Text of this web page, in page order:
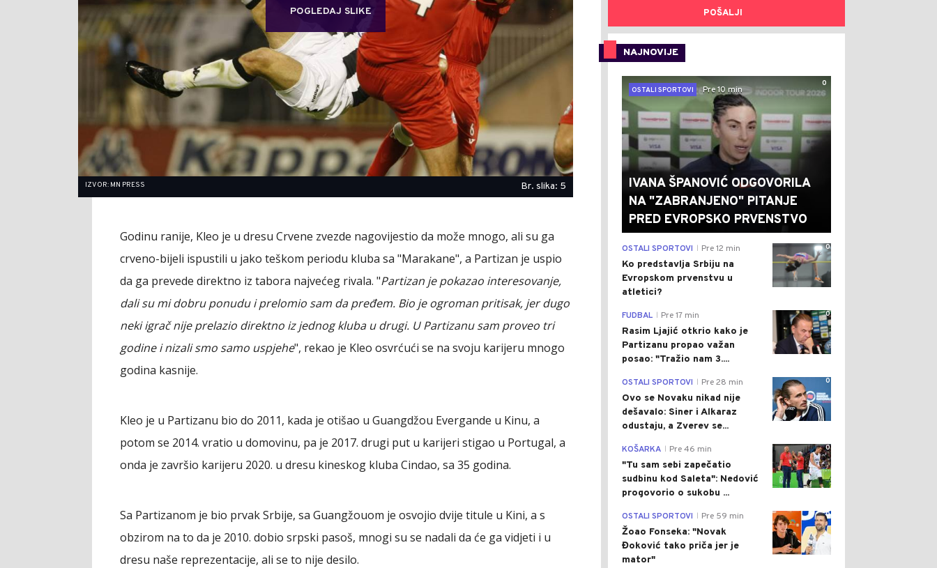
POGLEDAJ SLIKE
IZVOR: MN PRESS Br. slika: 5
Godinu ranije, Kleo je u dresu Crvene zvezde nagovijestio da može mnogo, ali su ga
crveno-bijeli ispustili u jako teškom periodu kluba sa "Marakane", a Partizan je uspio
da ga prevede direktno iz tabora najvećeg rivala. "Partizan je pokazao interesovanje,
dali su mi dobru ponudu i prelomio sam da pređem. Bio je ogroman pritisak, jer dugo
neki igrač nije prelazio direktno iz jednog kluba u drugi. U Partizanu sam proveo tri
godine i nizali smo samo uspjehe", rekao je Kleo osvrćući se na svoju karijeru mnogo
godina kasnije.
Kleo je u Partizanu bio do 2011, kada je otišao u Guangdžou Evergande u Kinu, a
potom se 2014. vratio u domovinu, pa je 2017. drugi put u karijeri stigao u Portugal, a
onda je završio karijeru 2020. u dresu kineskog kluba Cindao, sa 35 godina.
Sa Partizanom je bio prvak Srbije, sa Guangžouom je osvojio dvije titule u Kini, a s
obzirom na to da je 2010. dobio srpski pasoš, mnogi su se nadali da će ga vidjeti i u
dresu naše reprezentacije, ali se to nije desilo.
POŠALJI
NAJNOVIJE
0
OSTALI SPORTOVI
Pre 10 min
IVANA ŠPANOVIĆ ODGOVORILA
NA "ZABRANJENO" PITANJE
PRED EVROPSKO PRVENSTVO
0
OSTALI SPORTOVI Pre 12 min
Ko predstavlja Srbiju na
Evropskom prvenstvu u
atletici?
0
FUDBAL Pre 17 min
Rasim Ljajić otkrio kako je
Partizanu propao važan
posao: "Tražio nam 3....
0
OSTALI SPORTOVI Pre 28 min
Ovo se Novaku nikad nije
dešavalo: Siner i Alkaraz
odustaju, a Zverev se...
0
KOŠARKA Pre 46 min
"Tu sam sebi zapečatio
sudbinu kod Saleta": Nedović
progovorio o sukobu ...
0
OSTALI SPORTOVI Pre 59 min
Žoao Fonseka: "Novak
Đoković tako priča jer je
mator"